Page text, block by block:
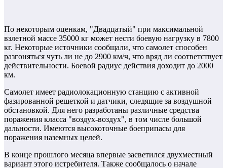
По некоторым оценкам, "Двадцатый" при максимальной
взлетной массе 35000 кг может нести боевую нагрузку в 7800
кг. Некоторые источники сообщали, что самолет способен
разгоняться чуть ли не до 2900 км/ч, что вряд ли соответствует
действительности. Боевой радиус действия доходит до 2000
км.
Самолет имеет радиолокационную станцию с активной
фазированной решеткой и датчики, следящие за воздушной
обстановкой. Для него разработаны различные средства
поражения класса "воздух-воздух", в том числе большой
дальности. Имеются высокоточные боеприпасы для
поражения наземных целей.
В конце прошлого месяца впервые засветился двухместный
вариант этого истребителя. Также сообщалось о начале